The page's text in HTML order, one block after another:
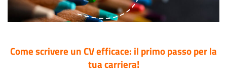
Come scrivere un CV efficace: il primo passo per la
tua carriera!